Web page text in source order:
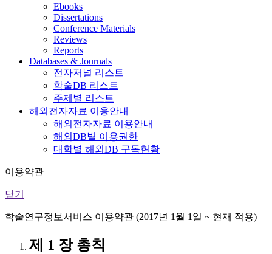
Ebooks
Dissertations
Conference Materials
Reviews
Reports
Databases & Journals
전자저널 리스트
학술DB 리스트
주제별 리스트
해외전자자료 이용안내
해외전자자료 이용안내
해외DB별 이용권한
대학별 해외DB 구독현황
이용약관
닫기
학술연구정보서비스 이용약관 (2017년 1월 1일 ~ 현재 적용)
제 1 장 총칙